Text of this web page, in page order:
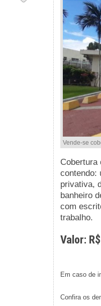
Vende-se
Cobertura
contendo:
privativa,
banheiro
com
trabalho.
Valor:
Em caso de
Confira os